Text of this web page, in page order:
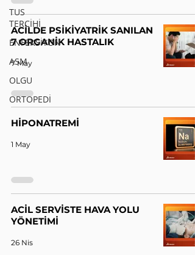
TUS
TERCİHİ
ENFEKSİYON
ASM
OLGU
ORTOPEDİ
ACİLDE PSİKİYATRİK SANILAN
7 ORGANİK HASTALIK
7 May
HİPONATREMİ
1 May
ACİL SERVİSTE HAVA YOLU
YÖNETİMİ
26 Nis